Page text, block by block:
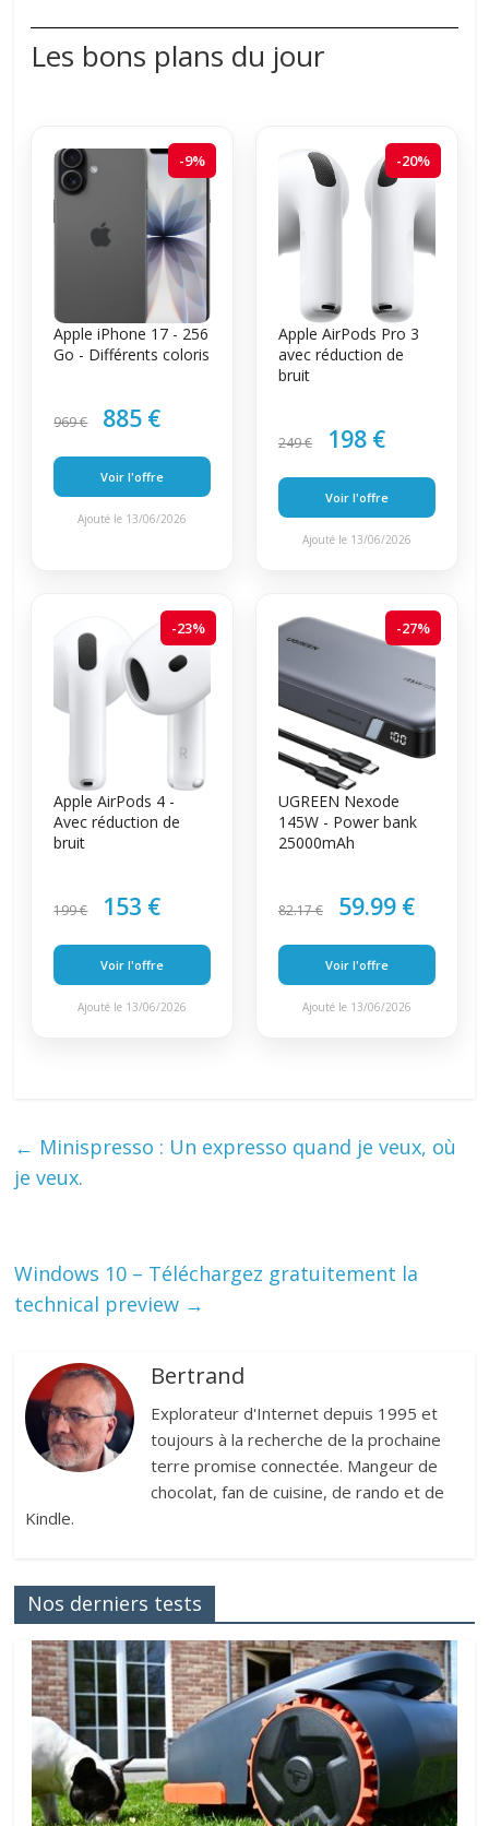
Les bons plans du jour
-9%
Apple iPhone 17 - 256
Go - Différents coloris
969 € 885 €
Voir l'offre
Ajouté le 13/06/2026
-20%
Apple AirPods Pro 3
avec réduction de
bruit
249 € 198 €
Voir l'offre
Ajouté le 13/06/2026
-23%
Apple AirPods 4 -
Avec réduction de
bruit
199 € 153 €
Voir l'offre
Ajouté le 13/06/2026
-27%
UGREEN Nexode
145W - Power bank
25000mAh
82.17 € 59.99 €
Voir l'offre
Ajouté le 13/06/2026
← Minispresso : Un expresso quand je veux, où
je veux.
Windows 10 – Téléchargez gratuitement la
technical preview →
Bertrand
Explorateur d'Internet depuis 1995 et
toujours à la recherche de la prochaine
terre promise connectée. Mangeur de
chocolat, fan de cuisine, de rando et de
Kindle.
Nos derniers tests